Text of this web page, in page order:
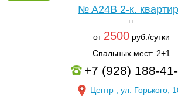
№ A24B 2-к.
от 2500руб./сутки
Спальных мест: 2+1
+7 (928) 188-
Центр , ул. Горького,